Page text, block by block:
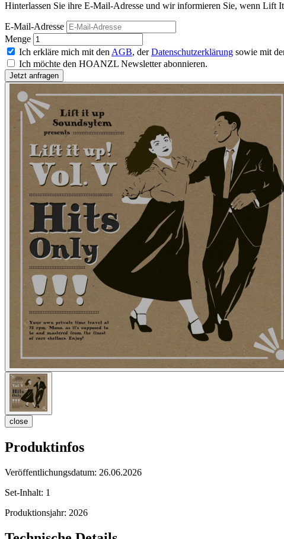
Hinterlassen Sie ihre E-Mail-Adresse und wir informieren Sie, wenn Lift
E-Mail-Adresse
Menge
Ich erkläre mich mit den AGB, derDatenschutzerklärung sowie mit
Ich möchte den HOANZL Newsletter abonnieren.
close
Produktinfos
Veröffentlichungsdatum: 26.06.2026
Set-Inhalt: 1
Produktionsjahr: 2026